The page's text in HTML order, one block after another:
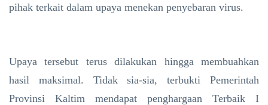
pihak terkait dalam upaya menekan penyebaran virus.
Upaya tersebut terus dilakukan hingga membuahkan
hasil maksimal. Tidak sia-sia, terbukti Pemerintah
Provinsi Kaltim mendapat penghargaan Terbaik I